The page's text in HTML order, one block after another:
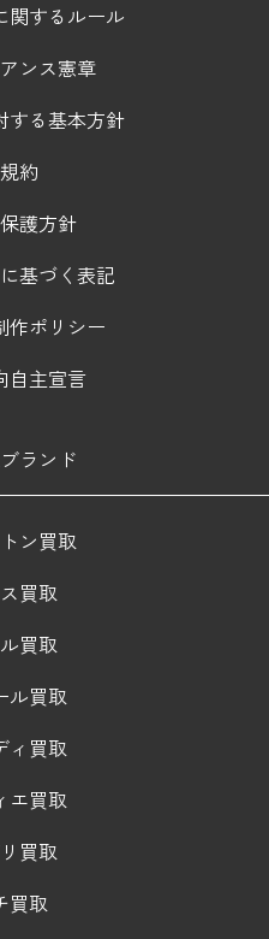
関するルール
ンス憲章
する基本方針
約
護方針
基づく表記
作ポリシー
自主宣言
ランド
ン買取
買取
買取
ル買取
ィ買取
エ買取
買取
買取